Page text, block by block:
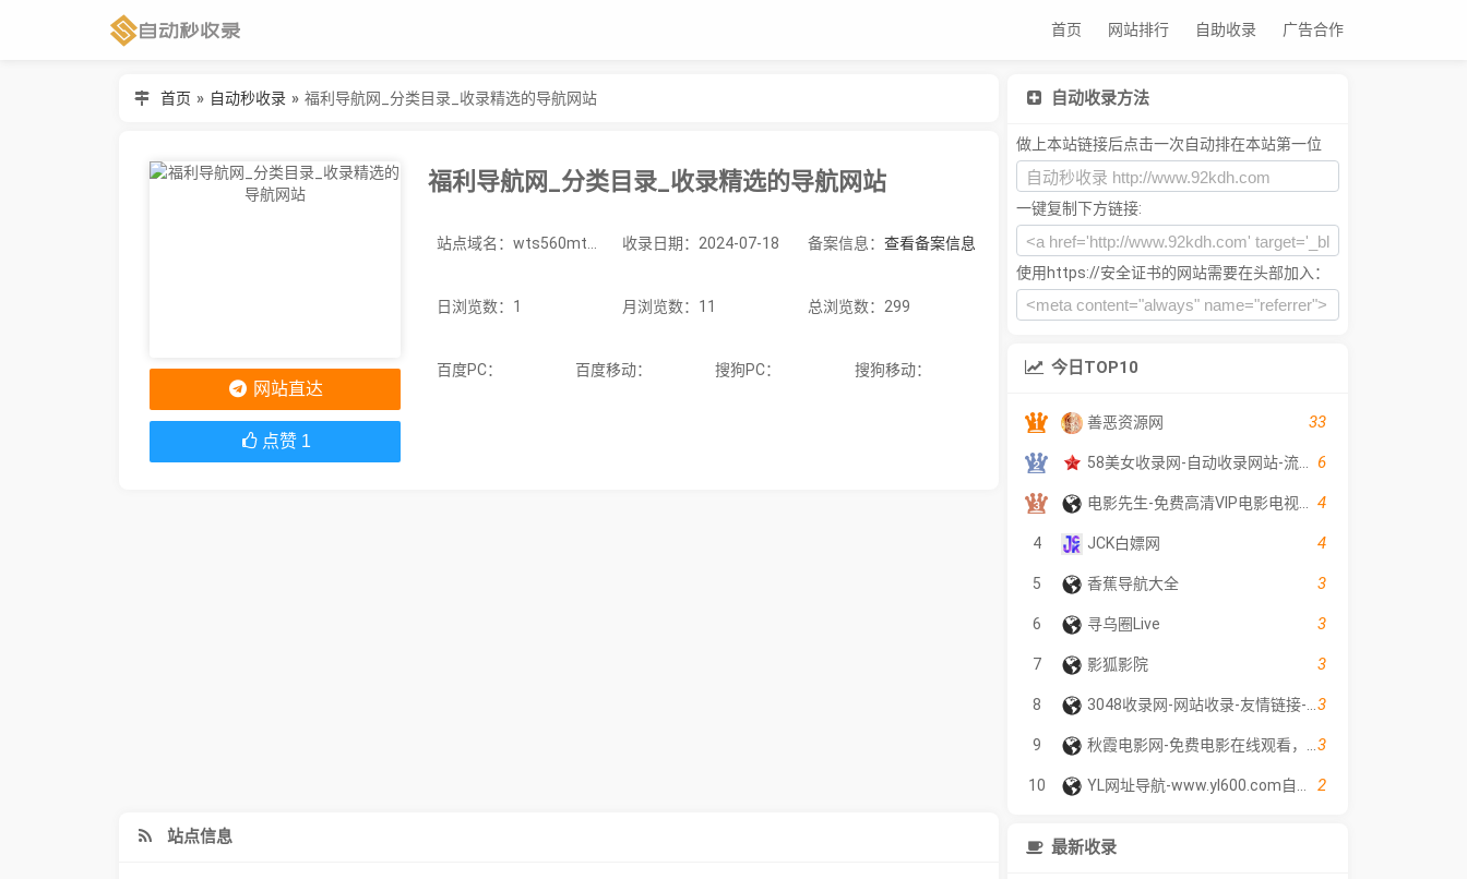
首页 网站排行 自助收录 广告合作
首页 » 自动秒收录 » 福利导航网_分类目录_收录精选的导航网站
福利导航网_分类目录_收录精选的导航网站
站点域名：wts560mt66.ale.001xz.top 收录日期：2024-07-18 备案信息：查看备案信息
日浏览数：1 月浏览数：11 总浏览数：299
百度PC： 百度移动： 搜狗PC： 搜狗移动：
网站直达
点赞 1
站点信息
自动收录方法
做上本站链接后点击一次自动排在本站第一位
一键复制下方链接:
使用https://安全证书的网站需要在头部加入：
今日TOP10
善恶资源网 33
6
4
4 JCK白嫖网 4
5 香蕉导航大全 3
6 寻乌圈Live 3
7 影狐影院 3
8 3
9 3
10 2
最新收录